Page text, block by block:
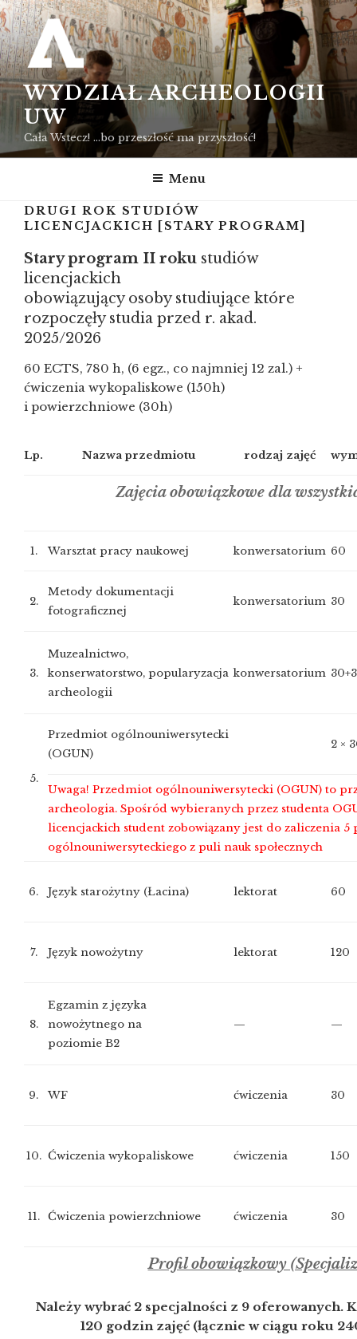
Przejdź
do
treści
WYDZIAŁ ARCHEOLOGII
UW
Cała Wstecz! …bo przeszłość ma przyszłość!
Menu
DRUGI ROK STUDIÓW
LICENCJACKICH [STARY PROGRAM]
Stary program II roku studiów
licencjackich
obowiązujący osoby studiujące które
rozpoczęły studia przed r. akad.
2025/2026
60 ECTS, 780 h, (6 egz., co najmniej 12 zal.) +
ćwiczenia wykopaliskowe (150h)
i powierzchniowe (30h)
Lp. Nazwa przedmiotu rodzaj zajęć
Zajęcia obowiązkowe dla
1. Warsztat pracy naukowej konwersatorium 60
2.
Metody dokumentacji
fotograficznej
konwersatorium 30
3.
Muzealnictwo,
konserwatorstwo, popularyzacja
archeologii
konwersatorium
5.
Przedmiot ogólnouniwersytecki
(OGUN)
2 ×
Uwaga! Przedmiot ogólnouniwersytecki (OGUN) to
archeologia. Spośród wybieranych przez studenta
licencjackich student zobowiązany jest do zaliczenia 5
ogólnouniwersyteckiego z puli nauk społecznych
6. Język starożytny (Łacina) lektorat 60
7. Język nowożytny lektorat 120
8.
Egzamin z języka
nowożytnego na
poziomie B2
— —
9. WF ćwiczenia 30
10. Ćwiczenia wykopaliskowe ćwiczenia 150
11. Ćwiczenia powierzchniowe ćwiczenia 30
Profil obowiązkowy
Należy wybrać 2 specjalności z 9 oferowanych.
120 godzin zajęć (łącznie w ciągu roku